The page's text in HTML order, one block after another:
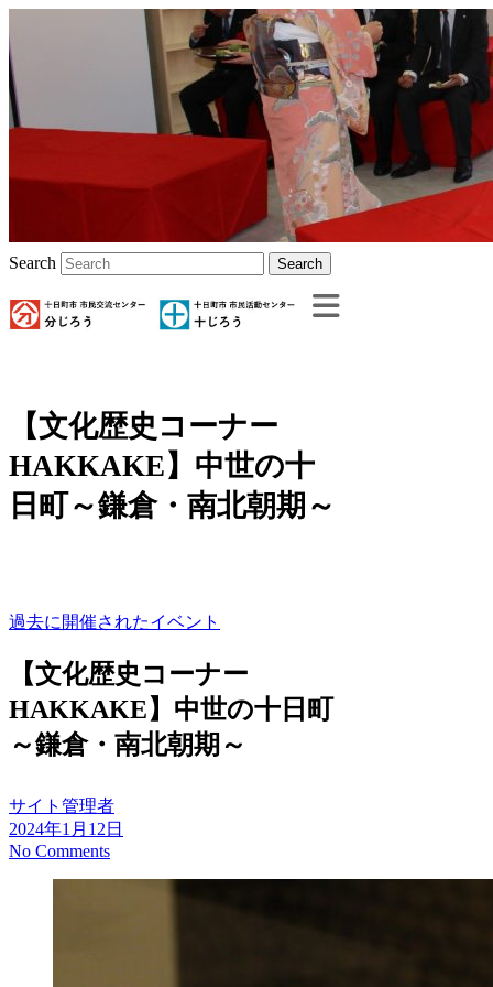
Search
【文化歴史コーナー
HAKKAKE】中世の十
日町～鎌倉・南北朝期～
過去に開催されたイベント
【文化歴史コーナー
HAKKAKE】中世の十日町
～鎌倉・南北朝期～
サイト管理者
2024年1月12日
No Comments